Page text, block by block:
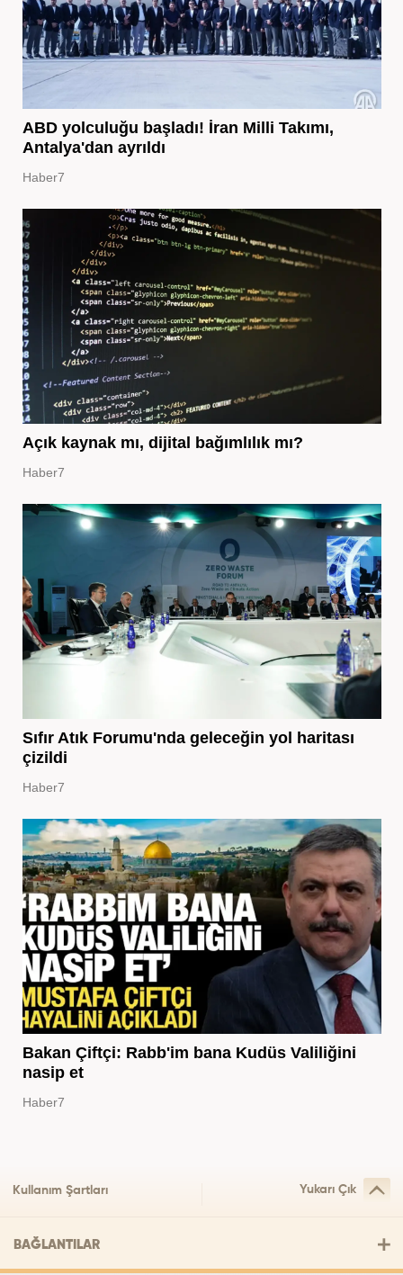
ABD yolculuğu başladı! İran Milli Takımı,
Antalya'dan ayrıldı
Haber7
Açık kaynak mı, dijital bağımlılık mı?
Haber7
Sıfır Atık Forumu'nda geleceğin yol haritası
çizildi
Haber7
Bakan Çiftçi: Rabb'im bana Kudüs Valiliğini
nasip et
Haber7
Kullanım Şartları Yukarı Çık
BAĞLANTILAR